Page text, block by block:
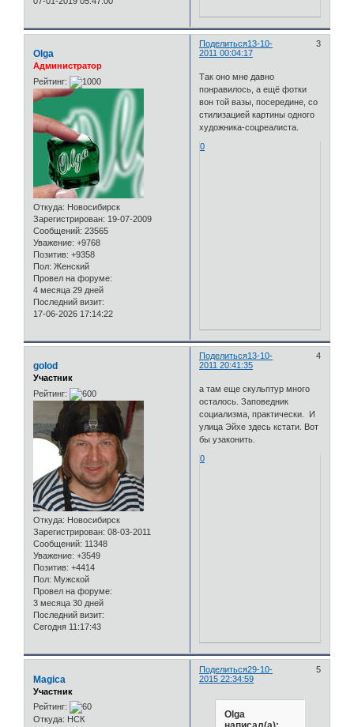
Поделиться 3
13-10-
2011 00:04:17
Olga
Администратор
Рейтинг:
Откуда: Новосибирск
Зарегистрирован: 19-07-2009
Сообщений: 23565
Уважение: +9768
Позитив: +9358
Пол: Женский
Провел на форуме:
4 месяца 29 дней
Последний визит:
17-06-2026 17:14:22
Так оно мне давно
понравилось, а ещё фотки
вон той вазы, посередине, со
стилизацией картины одного
художника-соцреалиста.
0
Поделиться 4
13-10-
2011 20:41:35
golod
Участник
Рейтинг:
Откуда: Новосибирск
Зарегистрирован: 08-03-2011
Сообщений: 11348
Уважение: +3549
Позитив: +4414
Пол: Мужской
Провел на форуме:
3 месяца 30 дней
Последний визит:
Сегодня 11:17:43
а там еще скульптур много
осталось. Заповедник
социализма, практически. И
улица Эйхе здесь кстати. Вот
бы узаконить.
0
Поделиться 5
29-10-
2015 22:34:59
Magica
Участник
Рейтинг:
Откуда: НСК
Olga